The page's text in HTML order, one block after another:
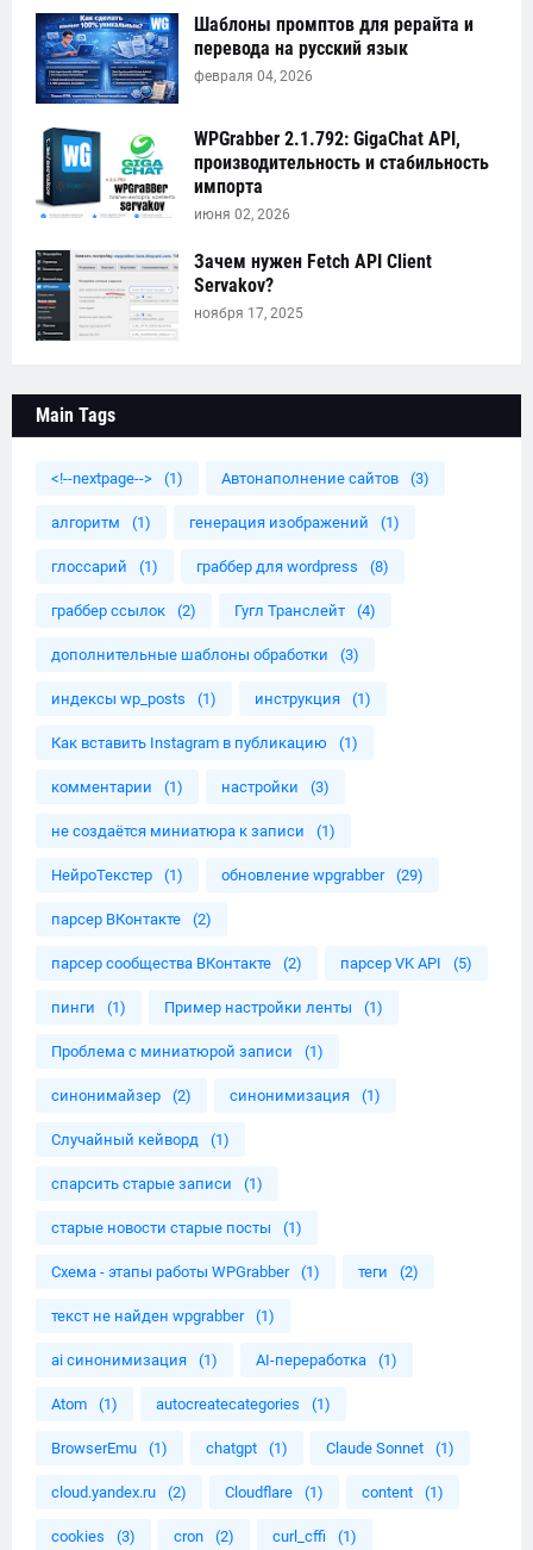
Шаблоны промптов для рерайта и
перевода на русский язык
февраля 04, 2026
WPGrabber 2.1.792: GigaChat API,
производительность и стабильность
импорта
июня 02, 2026
Зачем нужен Fetch API Client
Servakov?
ноября 17, 2025
Main Tags
<!--nextpage--> (1) Автонаполнение сайтов (3)
алгоритм (1) генерация изображений (1)
глоссарий (1) граббер для wordpress (8)
граббер ссылок (2) Гугл Транслейт (4)
дополнительные шаблоны обработки (3)
индексы wp_posts (1) инструкция (1)
Как вставить Instagram в публикацию (1)
комментарии (1) настройки (3)
не создаётся миниатюра к записи (1)
НейроТекстер (1) обновление wpgrabber (29)
парсер ВКонтакте (2)
парсер сообщества ВКонтакте (2) парсер VK API (5)
пинги (1) Пример настройки ленты (1)
Проблема с миниатюрой записи (1)
синонимайзер (2) синонимизация (1)
Случайный кейворд (1)
спарсить старые записи (1)
старые новости старые посты (1)
Схема - этапы работы WPGrabber (1) теги (2)
текст не найден wpgrabber (1)
ai синонимизация (1) AI-переработка (1)
Atom (1) autocreatecategories (1)
BrowserEmu (1) chatgpt (1) Claude Sonnet (1)
cloud.yandex.ru (2) Cloudflare (1) content (1)
cookies (3) cron (2) curl_cffi (1)